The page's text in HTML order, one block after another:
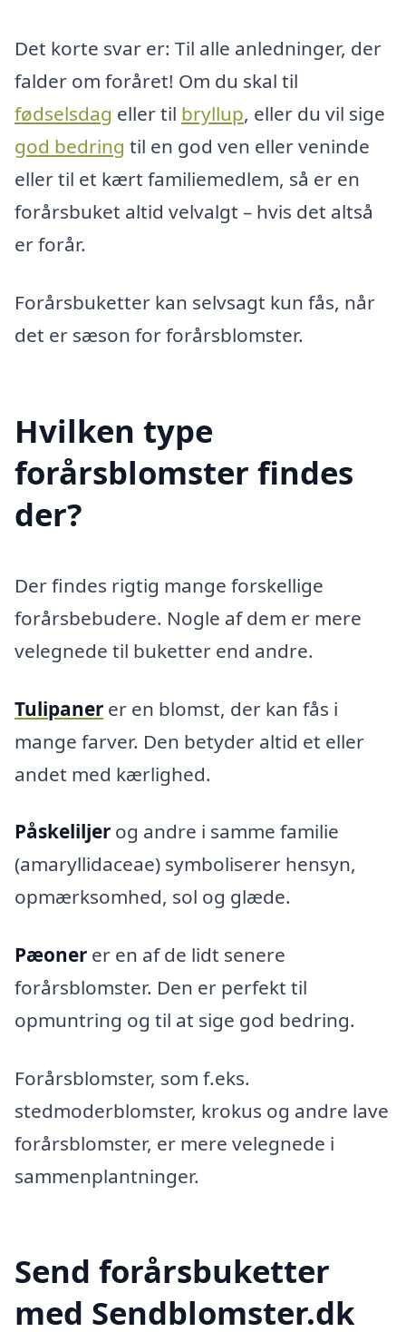
Det korte svar er: Til alle anledninger, der
falder om foråret! Om du skal til
fødselsdag eller til bryllup, eller du vil sige
god bedring til en god ven eller veninde
eller til et kært familiemedlem, så er en
forårsbuket altid velvalgt – hvis det altså
er forår.
Forårsbuketter kan selvsagt kun fås, når
det er sæson for forårsblomster.
Hvilken type
forårsblomster findes
der?
Der findes rigtig mange forskellige
forårsbebudere. Nogle af dem er mere
velegnede til buketter end andre.
Tulipaner er en blomst, der kan fås i
mange farver. Den betyder altid et eller
andet med kærlighed.
Påskeliljer og andre i samme familie
(amaryllidaceae) symboliserer hensyn,
opmærksomhed, sol og glæde.
Pæoner er en af de lidt senere
forårsblomster. Den er perfekt til
opmuntring og til at sige god bedring.
Forårsblomster, som f.eks.
stedmoderblomster, krokus og andre lave
forårsblomster, er mere velegnede i
sammenplantninger.
Send forårsbuketter
med Sendblomster.dk